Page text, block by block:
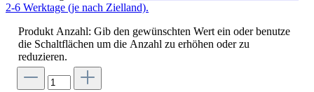
2-6 Werktage (je nach Zielland).
Produkt Anzahl: Gib den gewünschten Wert ein oder benutze
die Schaltflächen um die Anzahl zu erhöhen oder zu
reduzieren.